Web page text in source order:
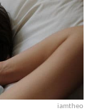
iamtheo